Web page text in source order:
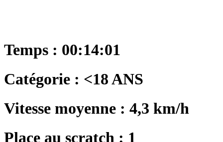
Temps : 00:14:01
Catégorie : <18 ANS
Vitesse moyenne : 4,3 km/h
Place au scratch : 1